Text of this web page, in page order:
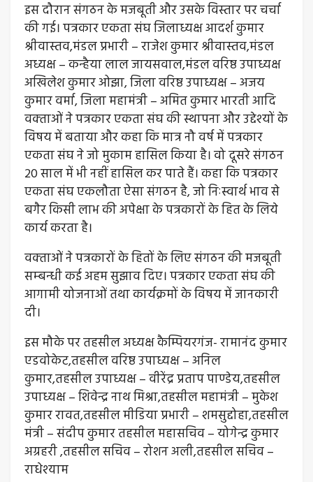
इस दौरान संगठन के मजबूती और उसके विस्तार पर चर्चा
की गई। पत्रकार एकता संघ जिलाध्यक्ष आदर्श कुमार
श्रीवास्तव,मंडल प्रभारी – राजेश कुमार श्रीवास्तव,मंडल
अध्यक्ष – कन्हैया लाल जायसवाल,मंडल वरिष्ठ उपाध्यक्ष
अखिलेश कुमार ओझा, जिला वरिष्ठ उपाध्यक्ष – अजय
कुमार वर्मा, जिला महामंत्री – अमित कुमार भारती आदि
वक्‍ताओं ने पत्रकार एकता संघ की स्‍थापना और उद्देश्‍यों के
विषय में बताया और कहा कि मात्र नौ वर्ष में पत्रकार
एकता संघ ने जो मुकाम हासिल किया है। वो दूसरे संगठन
20 साल में भी नहीं हासिल कर पाते हैं। कहा कि पत्रकार
एकता संघ एकलौता ऐसा संगठन है, जो निःस्‍वार्थ भाव से
बगैर किसी लाभ की अपेक्षा के पत्रकारों के हित के लिये
कार्य करता है।
वक्‍ताओं ने पत्रकारों के हितों के लिए संगठन की मजबूती
सम्‍बन्‍धी कई अहम सुझाव दिए। पत्रकार एकता संघ की
आगामी योजनाओं तथा कार्यक्रमों के विषय में जानकारी
दी।
इस मौके पर तहसील अध्यक्ष कैम्पियरगंज- रामानंद कुमार
एडवोकेट,तहसील वरिष्ठ उपाध्यक्ष – अनिल
कुमार,तहसील उपाध्यक्ष – वीरेंद्र प्रताप पाण्डेय,तहसील
उपाध्यक्ष – शिवेन्द्र नाथ मिश्रा,तहसील महामंत्री – मुकेश
कुमार रावत,तहसील मीडिया प्रभारी – शमसुद्दोहा,तहसील
मंत्री – संदीप कुमार तहसील महासचिव – योगेन्द्र कुमार
अग्रहरी ,तहसील सचिव – रोशन अली,तहसील सचिव –
राधेश्याम